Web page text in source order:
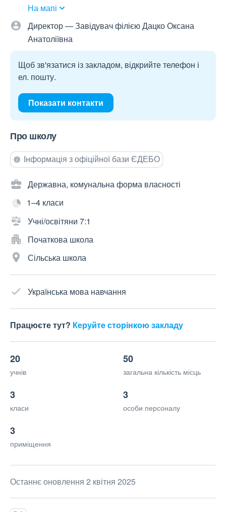
На мапі
Директор — Завідувач філією Дацко Оксана
Анатоліївна
Щоб зв'язатися із закладом, відкрийте телефон і
ел. пошту.
Показати контакти
Про школу
Інформація з офіційної бази ЄДЕБО
Державна, комунальна форма власності
1–4 класи
Учні/освітяни 7:1
Початкова школа
Сільська школа
Українська мова навчання
Працюєте тут? Керуйте сторінкою закладу
20
учнів
50
загальна кількість місць
3
класи
3
особи персоналу
3
приміщення
Останнє оновлення 2 квітня 2025